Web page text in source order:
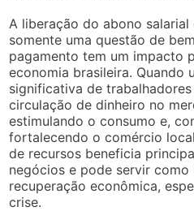
A liberação do abono
somente uma questão de
pagamento tem um impacto
economia brasileira. Quando
significativa de
circulação de dinheiro no
estimulando o consumo e,
fortalecendo o comércio
de recursos beneficia
negócios e pode servir como
recuperação econômica,
crise.